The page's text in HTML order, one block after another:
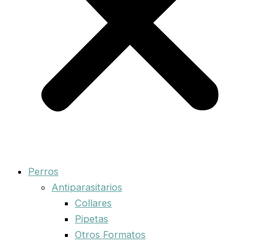
Perros
Antiparasitarios
Collares
Pipetas
Otros Formatos